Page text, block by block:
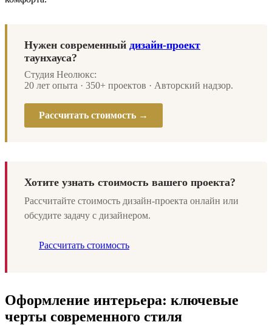
Нужен современный дизайн-проект
таунхауса?
Студия Неолюкс:
20 лет опыта · 350+ проектов · Авторский надзор.
Рассчитать стоимость →
Хотите узнать стоимость вашего проекта?
Рассчитайте стоимость дизайн-проекта онлайн или
обсудите задачу с дизайнером.
Рассчитать стоимость
Оформление интерьера: ключевые
черты современного стиля